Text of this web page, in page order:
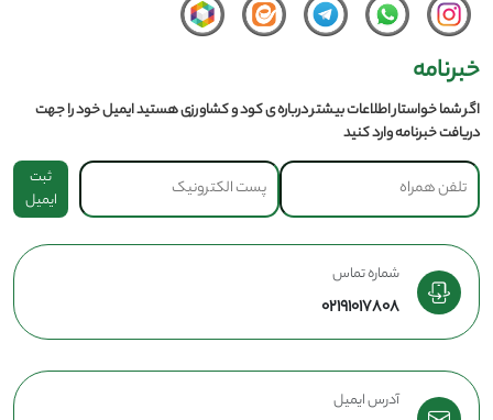
خبرنامه
اگر شما خواستار اطلاعات بیشتر درباره ی کود و کشاورزی هستید ایمیل خود را جهت
دریافت خبرنامه وارد کنید
ثبت
ایمیل
شماره تماس
02191017808
آدرس ایمیل